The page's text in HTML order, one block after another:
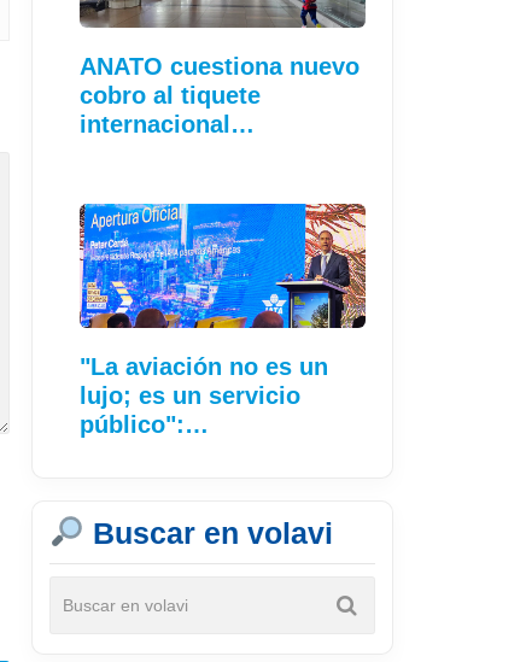
ANATO cuestiona nuevo
cobro al tiquete
internacional…
"La aviación no es un
lujo; es un servicio
público":…
Buscar en volavi